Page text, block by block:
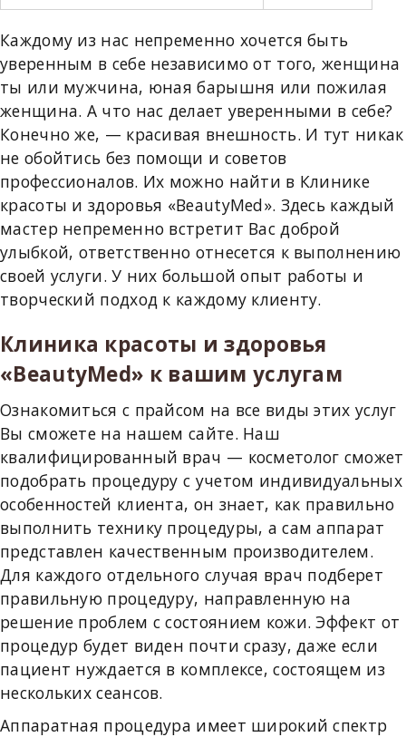
Каждому из нас непременно хочется быть
уверенным в себе независимо от того, женщина
ты или мужчина, юная барышня или пожилая
женщина. А что нас делает уверенными в себе?
Конечно же, — красивая внешность. И тут никак
не обойтись без помощи и советов
профессионалов. Их можно найти в Клинике
красоты и здоровья «BeautyMed». Здесь каждый
мастер непременно встретит Вас доброй
улыбкой, ответственно отнесется к выполнению
своей услуги. У них большой опыт работы и
творческий подход к каждому клиенту.
Клиника красоты и здоровья
«BeautyMed» к вашим услугам
Ознакомиться с прайсом на все виды этих услуг
Вы сможете на нашем сайте. Наш
квалифицированный врач — косметолог сможет
подобрать процедуру с учетом индивидуальных
особенностей клиента, он знает, как правильно
выполнить технику процедуры, а сам аппарат
представлен качественным производителем.
Для каждого отдельного случая врач подберет
правильную процедуру, направленную на
решение проблем с состоянием кожи. Эффект от
процедур будет виден почти сразу, даже если
пациент нуждается в комплексе, состоящем из
нескольких сеансов.
Аппаратная процедура имеет широкий спектр